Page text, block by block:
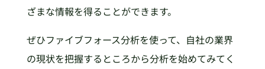
ざまな情報を得ることができます。
ぜひファイブフォース分析を使って、自社の業界
の現状を把握するところから分析を始めてみてく